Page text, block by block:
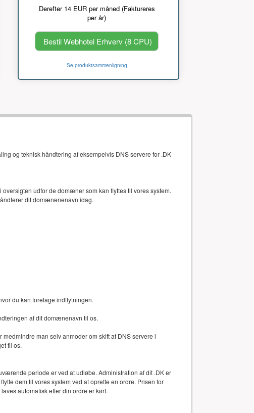
Derefter 14 EUR per måned (Faktureres
per år)
Bestil Webhotel Erhverv (8 CPU)
Se produktsammenligning
og teknisk håndtering af eksempelvis DNS servere for .DK
oversigten udfor de domæner som kan flyttes til vores system.
dit domænenenavn idag.
du kan foretage indflytningen.
af dit domænenavn til os.
man selv anmoder om skift af DNS servere i
til os.
periode er ved at udløbe. Administration af dit .DK er
dem til vores system ved at oprette en ordre. Prisen for
automatisk efter din ordre er kørt.